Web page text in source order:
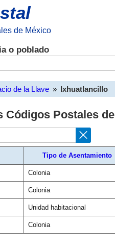
de México
o poblado
de la Llave » Ixhuatlancillo
Códigos Postales de
Tipo de Asentamiento
Colonia
Colonia
Unidad habitacional
Colonia